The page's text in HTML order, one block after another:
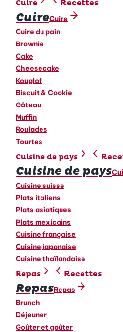
Cuire Recettes
CuireCuire
Cuire du pain
Brownie
Cake
Cheesecake
Kouglof
Biscuit & Cookie
Gâteau
Muffin
Roulades
Tourtes
Cuisine de pays
Cuisine de pays
Cuisine suisse
Plats italiens
Plats asiatiques
Plats mexicains
Cuisine française
Cuisine japonaise
Cuisine thaïlandaise
Repas Recettes
RepasRepas
Brunch
Déjeuner
Goûter et goûter